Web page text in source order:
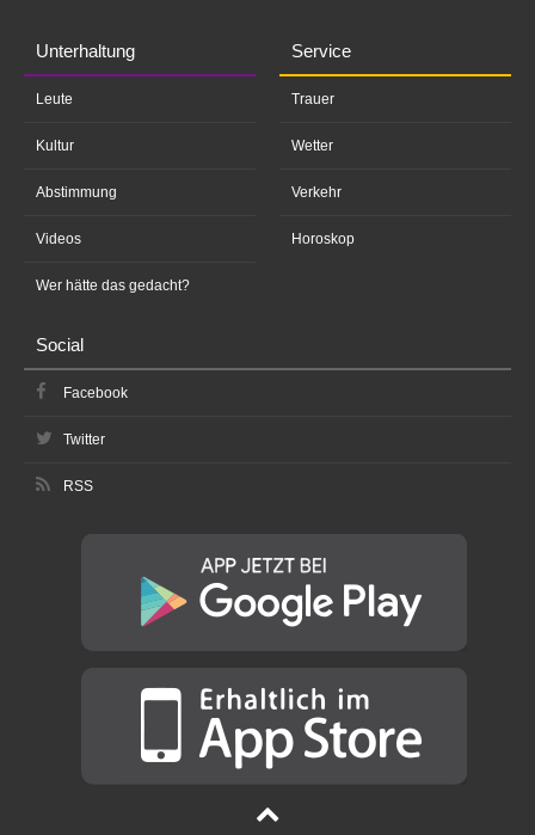
Unterhaltung
Leute
Kultur
Abstimmung
Videos
Wer hätte das gedacht?
Service
Trauer
Wetter
Verkehr
Horoskop
Social
Facebook
Twitter
RSS